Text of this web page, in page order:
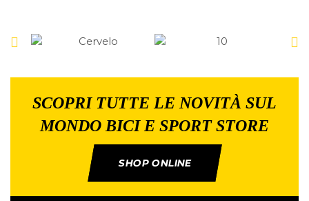
SCOPRI TUTTE LE NOVITÀ SUL
MONDO BICI E SPORT STORE
SHOP ONLINE